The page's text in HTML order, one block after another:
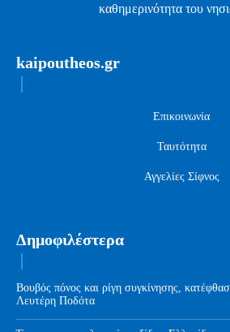
καθημερινότητα του
kaipoutheos.gr
Επικοινωνία
Ταυτότητα
Αγγελίες Σίφνος
Δημοφιλέστερα
Βουβός πόνος και ρίγη συγκίνησης,
Λευτέρη Ποδότα